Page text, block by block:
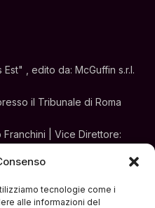
tecnologie come i
alle informazioni del
, edito da: McGuffin s.r.l.
il Tribunale di Roma
| Vice Direttore: